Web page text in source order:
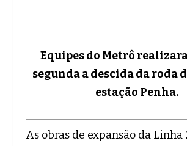
Equipes do Metrô
segunda a descida da roda
estação Penha.
As obras de expansão da Linha